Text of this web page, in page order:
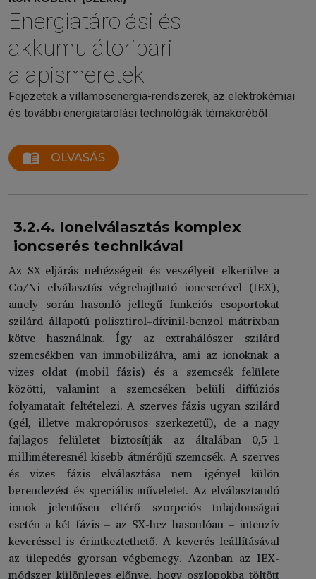
Energiatárolási és
akkumulátoripari
alapismeretek
Fejezetek a villamosenergia-rendszerek, az elektrokémiai
és további energiatárolási technológiák témaköréből
menu_book OLVASÁS
3.2.4. Ionelválasztás komplex
ioncserés technikával
Az SX-eljárás nehézségeit és veszélyeit elkerülve a
Co/Ni elválasztás végrehajtható ioncserével (IEX),
amely során hasonló jellegű funkciós csoportokat
szilárd állapotú polisztirol–divinil-benzol mátrixban
kötve használnak. Így az extrahálószer szilárd
szemcsékben van immobilizálva, ami az ionoknak a
vizes oldat (mobil fázis) és a szemcsék felülete
közötti, valamint a szemcséken belüli diffúziós
folyamatait feltételezi. A szerves fázis ugyan szilárd
(gél, illetve makropórusos szerkezetű), de a nagy
fajlagos felületet biztosítják az általában 0,5–1
milliméteresnél kisebb átmérőjű szemcsék. A szerves
és vizes fázis elválasztása nem igényel külön
berendezést és speciális műveletet. Az elválasztandó
ionok jelentősen eltérő szorpciós tulajdonságai
esetén a két fázis – az SX-hez hasonlóan – intenzív
keveréssel is érintkeztethető. A keverés leállításával
az ülepedés gyorsan végbemegy. Azonban az IEX-
módszer különleges előnye, hogy oszlopokba töltött